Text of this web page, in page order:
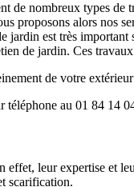
nombreux types de
proposons alors nos
est très
de jardin. Ces
de votre
téléphone au 01 84
leur expertise et
scarification.